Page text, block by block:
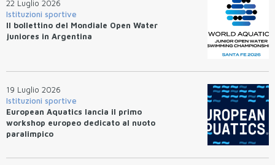
22 Luglio 2026
Istituzioni sportive
Il bollettino del Mondiale Open Water
juniores in Argentina
19 Luglio 2026
Istituzioni sportive
European Aquatics lancia il primo
workshop europeo dedicato al nuoto
paralimpico